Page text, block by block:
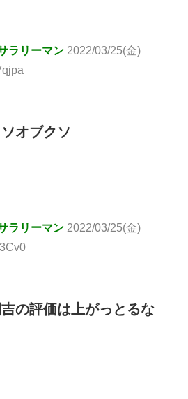
ラリーマン 2022/03/25(金)
オブクソ
ラリーマン 2022/03/25(金)
の評価は上がっとるな